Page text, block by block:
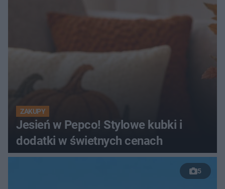
ZAKUPY
Jesień w Pepco! Stylowe kubki i
dodatki w świetnych cenach
5